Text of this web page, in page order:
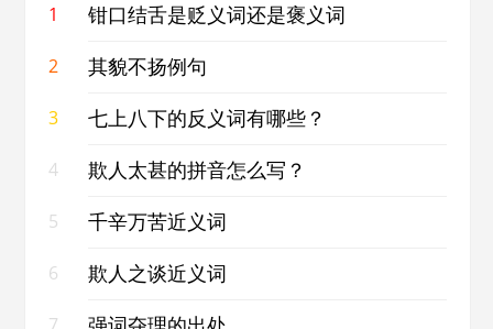
1 钳口结舌是贬义词还是褒义词
2 其貌不扬例句
3 七上八下的反义词有哪些？
4 欺人太甚的拼音怎么写？
5 千辛万苦近义词
6 欺人之谈近义词